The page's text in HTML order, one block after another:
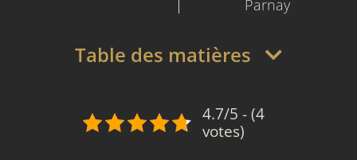
Parnay
Table des matières
4.7/5 - (4
votes)